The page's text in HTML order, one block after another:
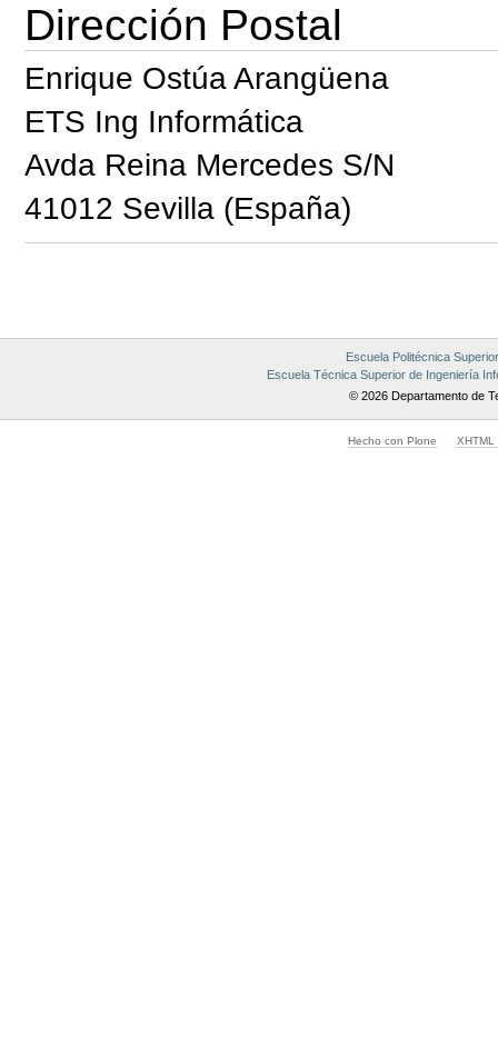
Dirección Postal
Enrique Ostúa Arangüena
ETS Ing Informática
Avda Reina Mercedes S/N
41012 Sevilla (España)
Escuela Politécnica Superior
Escuela Técnica Superior de Ingeniería
© 2026 Departamento de
Hecho con Plone XHTML